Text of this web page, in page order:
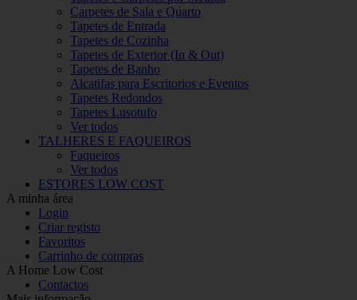
Carpetes de Sala e Quarto
Tapetes de Entrada
Tapetes de Cozinha
Tapetes de Exterior (In & Out)
Tapetes de Banho
Alcatifas para Escritorios e Eventos
Tapetes Redondos
Tapetes Lusotufo
Ver todos
TALHERES E FAQUEIROS
Faqueiros
Ver todos
ESTORES LOW COST
A minha área
Login
Criar registo
Favoritos
Carrinho de compras
A Home Low Cost
Contactos